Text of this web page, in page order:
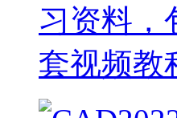
习资料，
套视频教